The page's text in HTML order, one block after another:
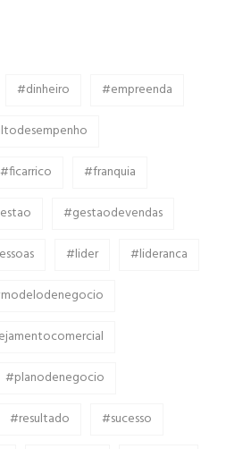
#dinheiro
#empreenda
#ficarrico
#franquia
#gestaodevendas
#lider
#lideranca
#planodenegocio
#resultado
#sucesso